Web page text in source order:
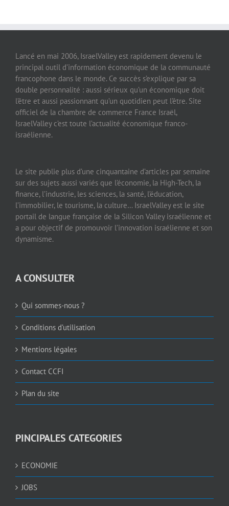
Lancé en mai 2006, IsraelValley est rapidement devenu le
principal outil d’information économique de la communauté
francophone dans le monde. Ce succès s’explique par sa
double personnalité : aussi sérieux qu’un économique doit
l’être et aussi passionnant qu’un quotidien peut l’être. Site
officiel de la chambre de commerce France Israël,
IsraelValley c’est toute l’actualité économique franco-
israélienne.
Le site publie plus d’une cinquantaine d’articles par semaine
sur des sujets aussi variés que l’économie, la High-Tech, la
finance, l’industrie, les sciences, la santé, l’éducation,
l’immobilier, le tourisme, la culture… IsraelValley est le site
portail de langue française de la Silicon Valley israélienne et
a pour objectif de promouvoir l’innovation israélienne et son
dynamisme.
A CONSULTER
Qui sommes-nous ?
Conditions d’utilisation
Mentions légales
Contact CCFI
Plan du site
PINCIPALES CATEGORIES
ECONOMIE
JOBS